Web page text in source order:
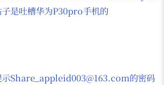
是吐槽华为P30pro手机的
示Share_appleid003@163.com的密码